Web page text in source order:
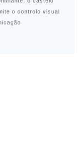
o controlo visual